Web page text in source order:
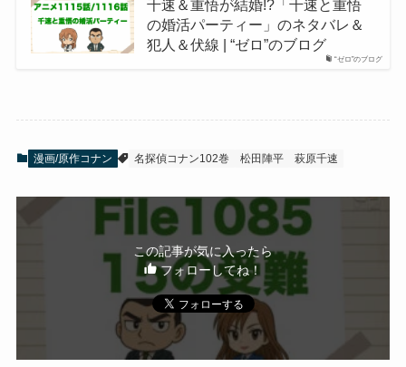
“ゼロ”のブログ
千速＆重悟が結婚!?「千速と重悟
の婚活パーティー」のネタバレ＆
犯人＆伏線 | “ゼロ”のブログ
漫画/原作コナン 名探偵コナン102巻 松田陣平 萩原千速
この記事が気に入ったら
フォローしてね！